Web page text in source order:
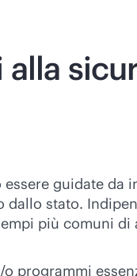
guidate da
stato.
più comuni
programmi